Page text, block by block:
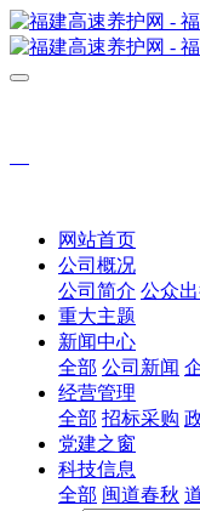
网站首页
公司概况
公司简介 公众
重大主题
新闻中心
全部 公司新闻
经营管理
全部 招标采购
党建之窗
科技信息
全部 闽道春秋